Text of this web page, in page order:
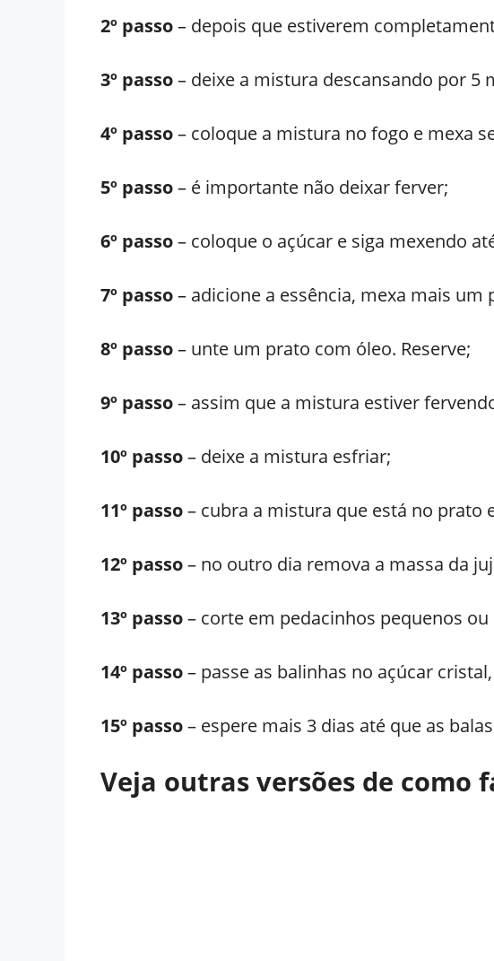
2º passo– depois que estiverem
3º passo– deixe a mistura descansando por 5
4º passo– coloque a mistura no fogo e mexa
5º passo– é importante não deixar ferver;
6º passo– coloque o açúcar e siga mexendo
7º passo– adicione a essência, mexa mais
8º passo– unte um prato com óleo. Reserve;
9º passo– assim que a mistura estiver
10º passo– deixe a mistura esfriar;
11º passo– cubra a mistura que está no prato
12º passo– no outro dia remova a massa da
13º passo– corte em pedacinhos pequenos
14º passo– passe as balinhas no açúcar
15º passo– espere mais 3 dias até que as
Veja outras versões de como